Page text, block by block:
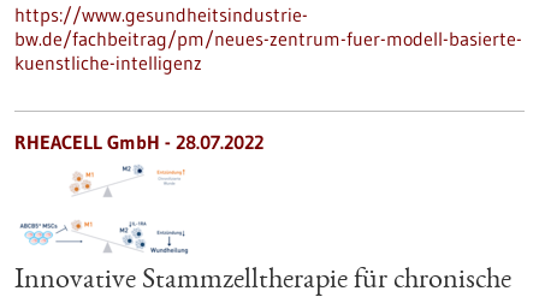
https://www.gesundheitsindustrie-
bw.de/fachbeitrag/pm/neues-zentrum-fuer-modell-basierte-
kuenstliche-intelligenz
RHEACELL GmbH - 28.07.2022
Innovative Stammzelltherapie für chronische